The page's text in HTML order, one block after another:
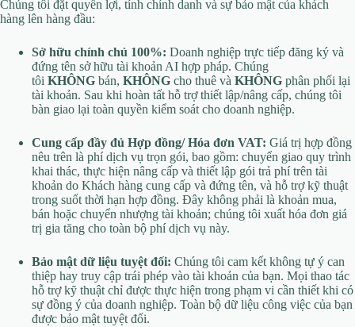
Chúng tôi đặt quyền lợi, tính chính danh và sự bảo mật của khách
hàng lên hàng đầu:
Sở hữu chính chủ 100%: Doanh nghiệp trực tiếp đăng ký và
đứng tên sở hữu tài khoản AI hợp pháp. Chúng
tôi KHÔNG bán, KHÔNG cho thuê và KHÔNG phân phối lại
tài khoản. Sau khi hoàn tất hỗ trợ thiết lập/nâng cấp, chúng tôi
bàn giao lại toàn quyền kiểm soát cho doanh nghiệp.
Cung cấp đầy đủ Hợp đồng/ Hóa đơn VAT: Giá trị hợp đồng
nêu trên là phí dịch vụ trọn gói, bao gồm: chuyển giao quy trình
khai thác, thực hiện nâng cấp và thiết lập gói trả phí trên tài
khoản do Khách hàng cung cấp và đứng tên, và hỗ trợ kỹ thuật
trong suốt thời hạn hợp đồng. Đây không phải là khoản mua,
bán hoặc chuyển nhượng tài khoản; chúng tôi xuất hóa đơn giá
trị gia tăng cho toàn bộ phí dịch vụ này.
Bảo mật dữ liệu tuyệt đối: Chúng tôi cam kết không tự ý can
thiệp hay truy cập trái phép vào tài khoản của bạn. Mọi thao tác
hỗ trợ kỹ thuật chỉ được thực hiện trong phạm vi cần thiết khi có
sự đồng ý của doanh nghiệp. Toàn bộ dữ liệu công việc của bạn
được bảo mật tuyệt đối.